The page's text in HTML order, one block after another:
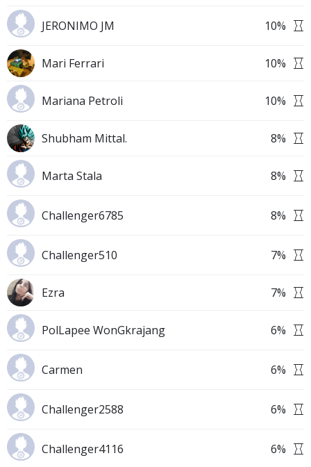
JERONIMO JM 10%
Mari Ferrari 10%
Mariana Petroli 10%
Shubham Mittal. 8%
Marta Stala 8%
Challenger6785 8%
Challenger510 7%
Ezra 7%
PolLapee WonGkrajang 6%
Carmen 6%
Challenger2588 6%
Challenger4116 6%